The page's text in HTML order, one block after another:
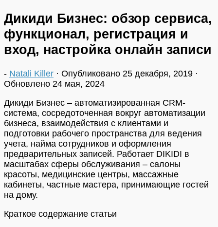
Дикиди Бизнес: обзор сервиса,
функционал, регистрация и
вход, настройка онлайн записи
- Natali Killer · Опубликовано 25 декабря, 2019 ·
Обновлено 24 мая, 2024
Дикиди Бизнес – автоматизированная CRM-
система, сосредоточенная вокруг автоматизации
бизнеса, взаимодействия с клиентами и
подготовки рабочего пространства для ведения
учета, найма сотрудников и оформления
предварительных записей. Работает DIKIDI в
масштабах сферы обслуживания – салоны
красоты, медицинские центры, массажные
кабинеты, частные мастера, принимающие гостей
на дому.
Краткое содержание статьи